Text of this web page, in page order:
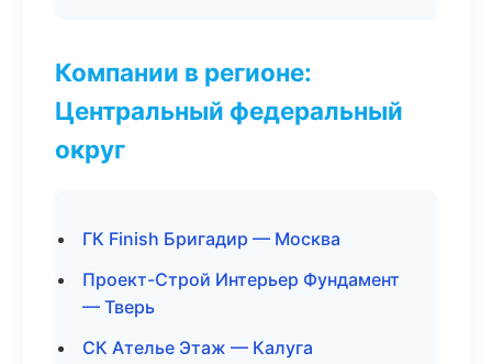
Компании в регионе:
Центральный федеральный
округ
ГК Finish Бригадир — Москва
Проект-Строй Интерьер Фундамент
— Тверь
СК Ателье Этаж — Калуга